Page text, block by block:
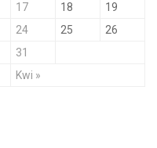
Kwi »
17 18
19
24 25
26
31